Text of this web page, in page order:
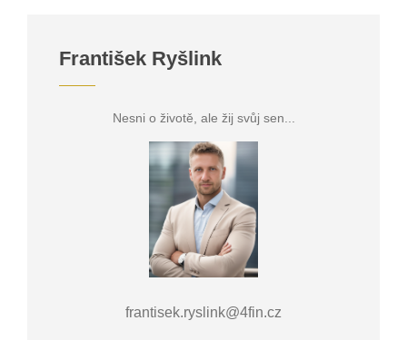
František Ryšlink
Nesni o životě, ale žij svůj sen...
frantisek.ryslink@4fin.cz